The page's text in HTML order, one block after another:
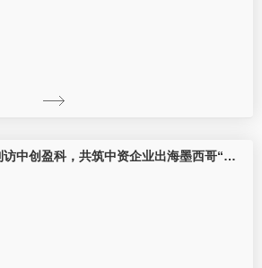
墨西哥驻穗代总领事到访中创盈科，共筑中资企业出海墨西哥“软着陆”平台